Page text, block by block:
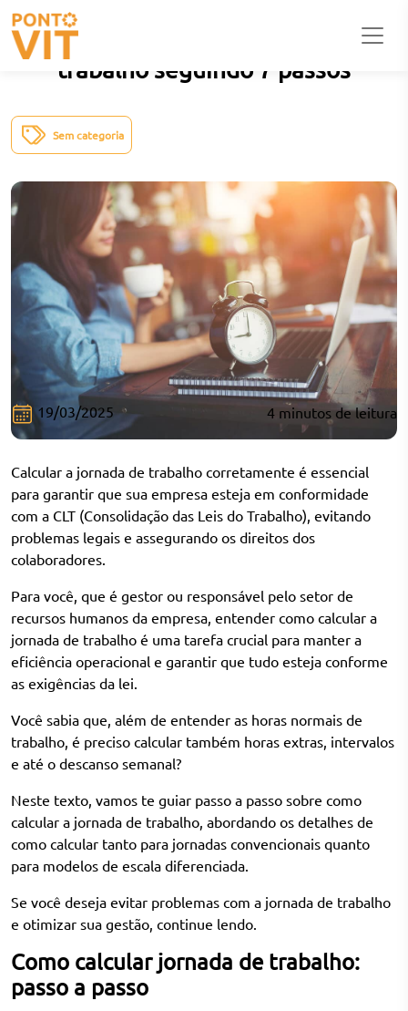
Descubra como calcular jornada de
trabalho seguindo 7 passos
Sem categoria
19/03/2025 4 minutos de leitura
Calcular a jornada de trabalho corretamente é essencial
para garantir que sua empresa esteja em conformidade
com a CLT (Consolidação das Leis do Trabalho), evitando
problemas legais e assegurando os direitos dos
colaboradores.
Para você, que é gestor ou responsável pelo setor de
recursos humanos da empresa, entender como calcular a
jornada de trabalho é uma tarefa crucial para manter a
eficiência operacional e garantir que tudo esteja conforme
as exigências da lei.
Você sabia que, além de entender as horas normais de
trabalho, é preciso calcular também horas extras, intervalos
e até o descanso semanal?
Neste texto, vamos te guiar passo a passo sobre como
calcular a jornada de trabalho, abordando os detalhes de
como calcular tanto para jornadas convencionais quanto
para modelos de escala diferenciada.
Se você deseja evitar problemas com a jornada de trabalho
e otimizar sua gestão, continue lendo.
Como calcular jornada de trabalho:
passo a passo